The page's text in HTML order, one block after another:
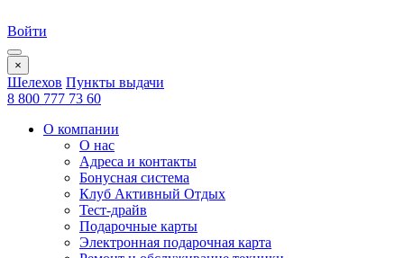
Войти
×
Шелехов Пункты выдачи
8 800 777 73 60
О компании
О нас
Адреса и контакты
Бонусная система
Клуб Активный Отдых
Тест-драйв
Подарочные карты
Электронная подарочная карта